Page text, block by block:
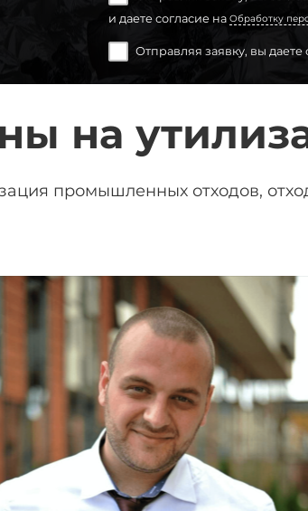
и даете согласие на Обработку
Отправляя заявку, вы даете
на
промышленных отходов,